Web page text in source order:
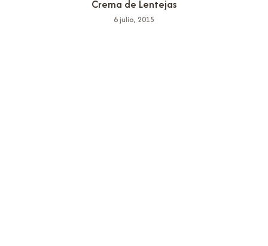
Crema de Lentejas
6 julio, 2015